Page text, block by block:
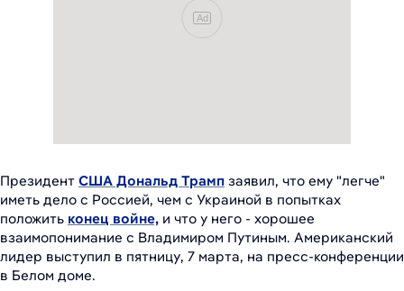
Ad
Президент США Дональд Трамп заявил, что ему "легче"
иметь дело с Россией, чем с Украиной в попытках
положить конец войне, и что у него - хорошее
взаимопонимание с Владимиром Путиным. Американский
лидер выступил в пятницу, 7 марта, на пресс-конференции
в Белом доме.